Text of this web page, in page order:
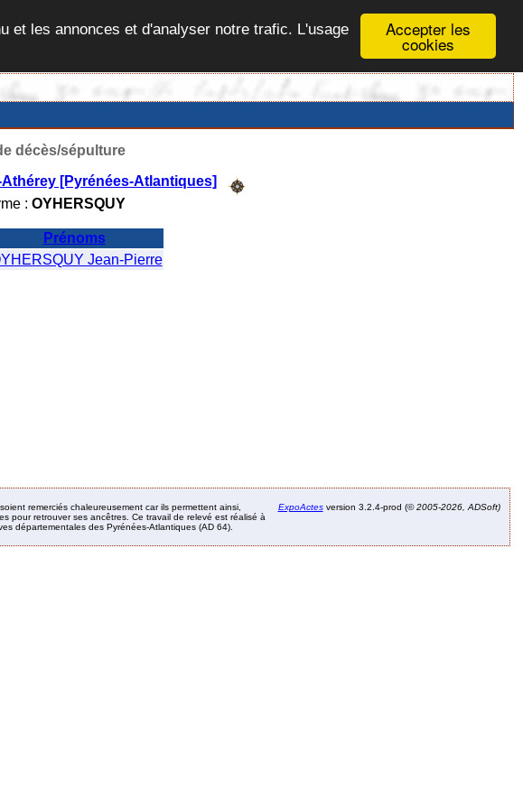
Accepter les
cookies
et les annonces et d'analyser notre trafic. L'usage
décès/sépulture
Athérey [Pyrénées-Atlantiques]
: OYHERSQUY
Prénoms
Jean-Pierre
remerciés chaleureusement car ils permettent ainsi,
pour retrouver ses ancêtres. Ce travail de relevé est réalisé à
départementales des Pyrénées-Atlantiques (AD 64).
ExpoActesversion 3.2.4-prod (©2005-2026, ADSoft)